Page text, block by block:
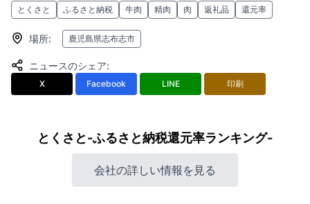
とくさと ふるさと納税 牛肉 精肉 肉 返礼品 還元率
場所: 鹿児島県志布志市
ニュースのシェア:
X Facebook LINE 印刷
とくさと-ふるさと納税還元率ランキング-
会社の詳しい情報を見る